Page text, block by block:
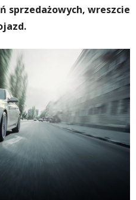
sprzedażowych, wreszcie